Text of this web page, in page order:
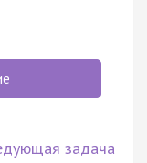
задача